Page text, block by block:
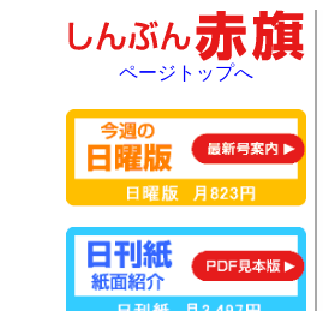
ページトップへ